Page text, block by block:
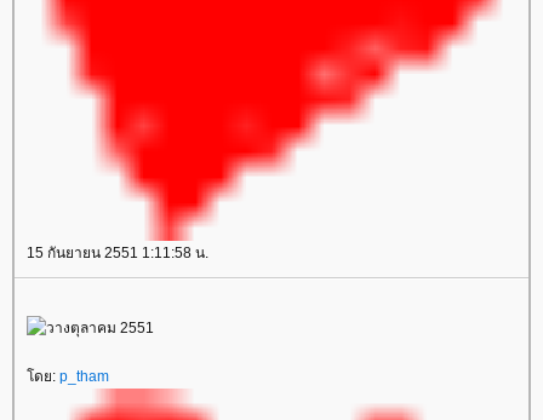
15 กันยายน 2551 1:11:58 น.
ดย: p_tham